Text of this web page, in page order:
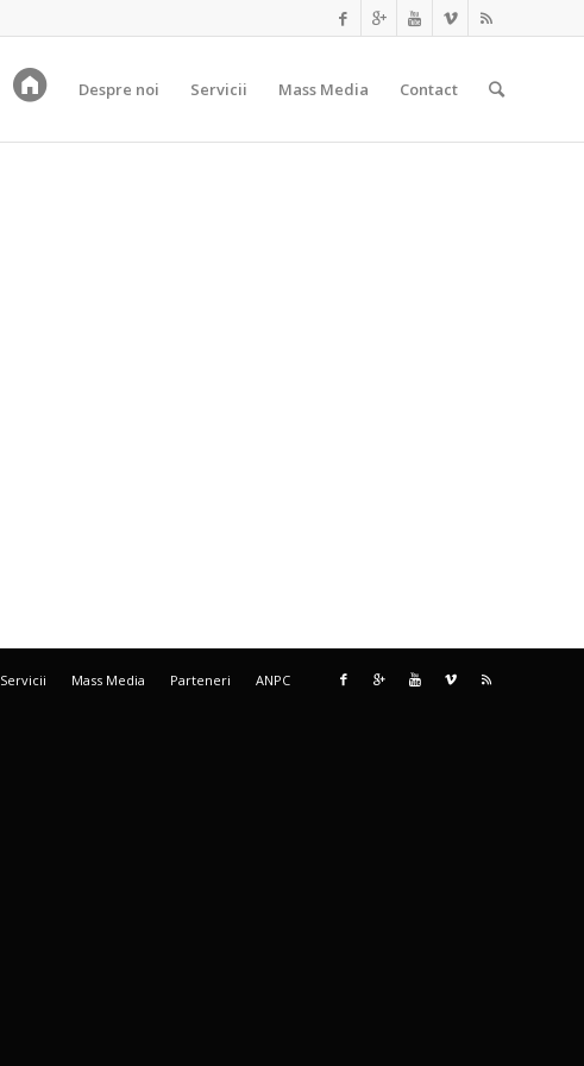
PrimaDespre noi Servicii Mass Media Contact
Servicii Mass Media Parteneri ANPC